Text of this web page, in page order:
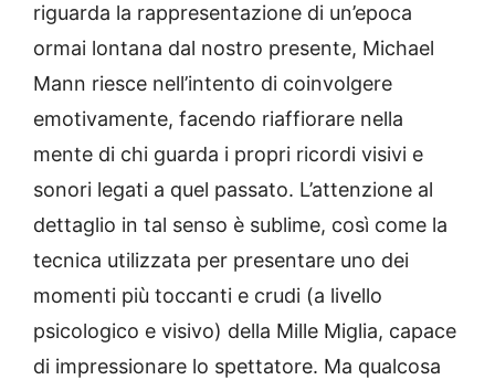
riguarda la rappresentazione di un’epoca
ormai lontana dal nostro presente, Michael
Mann riesce nell’intento di coinvolgere
emotivamente, facendo riaffiorare nella
mente di chi guarda i propri ricordi visivi e
sonori legati a quel passato. L’attenzione al
dettaglio in tal senso è sublime, così come la
tecnica utilizzata per presentare uno dei
momenti più toccanti e crudi (a livello
psicologico e visivo) della Mille Miglia, capace
di impressionare lo spettatore. Ma qualcosa